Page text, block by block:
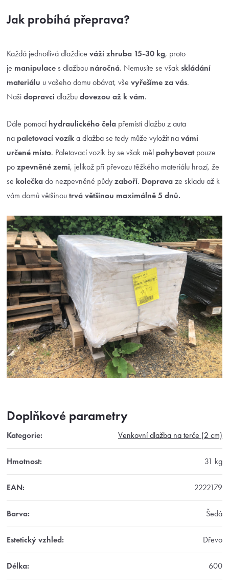
Jak probíhá přeprava?
Každá jednotlivá dlaždice váží zhruba 15-30 kg, proto
je manipulace s dlažbou náročná. Nemusíte se však skládání
materiálu u vašeho domu obávat, vše vyřešíme za vás.
Naši dopravci dlažbu dovezou až k vám.
Dále pomocí hydraulického čela přemístí dlažbu z auta
na paletovací vozík a dlažba se tedy může vyložit na vámi
určené místo. Paletovací vozík by se však měl pohybovatpouze
po zpevněné zemi, jelikož při převozu těžkého materiálu hrozí, že
se kolečka do nezpevněné půdy zaboří. Doprava ze skladu až k
vám domů většinou trvá většinou maximálně 5 dnů.
Doplňkové parametry
Kategorie: Venkovní dlažba na terče (2 cm)
Hmotnost: 31 kg
EAN: 2222179
Barva: Šedá
Estetický vzhled: Dřevo
Délka: 600